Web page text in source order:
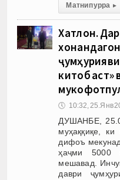
Матни пурра ▸
Хатлон.
китоб аст»
🕔 10:32, 25.Янв
ДУШАНБЕ,
муҳаққиқе,
дифоъ
ҳаҷми 5000
мешавад.
даври